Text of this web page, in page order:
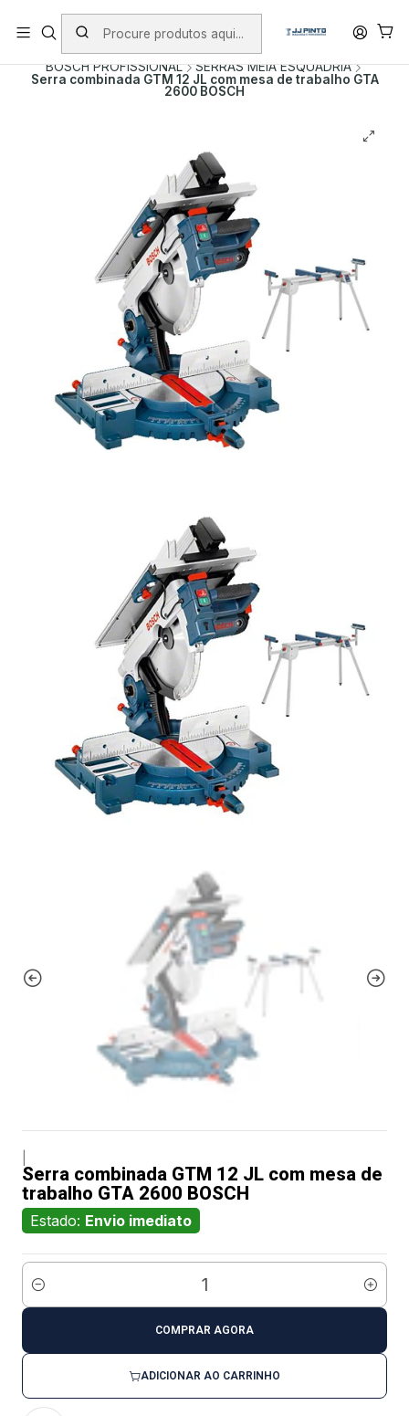
PORTES INCLUÍDOS EM ENCOMENDAS +75€ (excepto ilhas)
Início PRODUTOS
FERRAMENTAS COM FIO
BOSCH PROFISSIONAL
SERRAS MEIA ESQUADRIA
Serra combinada GTM 12 JL com mesa de trabalho GTA
2600 BOSCH
Serra combinada GTM 12 JL com mesa de
trabalho GTA 2600 BOSCH
Estado: Envio imediato
Quantidade
ADICIONAR AO CARRINHO
COMPRAR AGORA